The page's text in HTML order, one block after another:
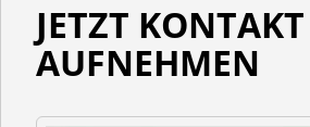
JETZT KONTAKT
AUFNEHMEN